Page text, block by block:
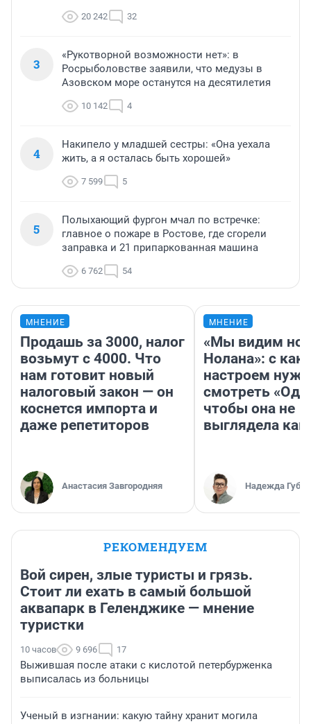
20 242 32
3
«Рукотворной возможности нет»: в
Росрыболовстве заявили, что медузы в
Азовском море останутся на десятилетия
10 142 4
4
Накипело у младшей сестры: «Она уехала
жить, а я осталась быть хорошей»
7 599 5
5
Полыхающий фургон мчал по встречке:
главное о пожаре в Ростове, где сгорели
заправка и 21 припаркованная машина
6 762 54
МНЕНИЕ
Продашь за 3000, налог
возьмут с 4000. Что
нам готовит новый
налоговый закон — он
коснется импорта и
даже репетиторов
Анастасия Завгородняя
МНЕНИЕ
«Мы видим
Нолана»: с
настроем
смотреть
чтобы она не
выглядела как
Надежда
РЕКОМЕНДУЕМ
Вой сирен, злые туристы и грязь.
Стоит ли ехать в самый большой
аквапарк в Геленджике — мнение
туристки
10 часов 9 696 17
Выжившая после атаки с кислотой петербурженка
выписалась из больницы
Ученый в изгнании: какую тайну хранит могила